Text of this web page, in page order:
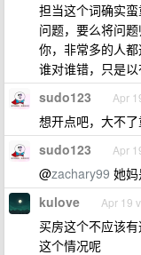
担当这个词确实
问题，要么将问
你，非常多的人
谁对谁错，只是以
sudo123 Apr
想开点吧，大不
sudo123 Apr
@zachary99 她
kulove Apr 19
买房这个不应该
这个情况呢